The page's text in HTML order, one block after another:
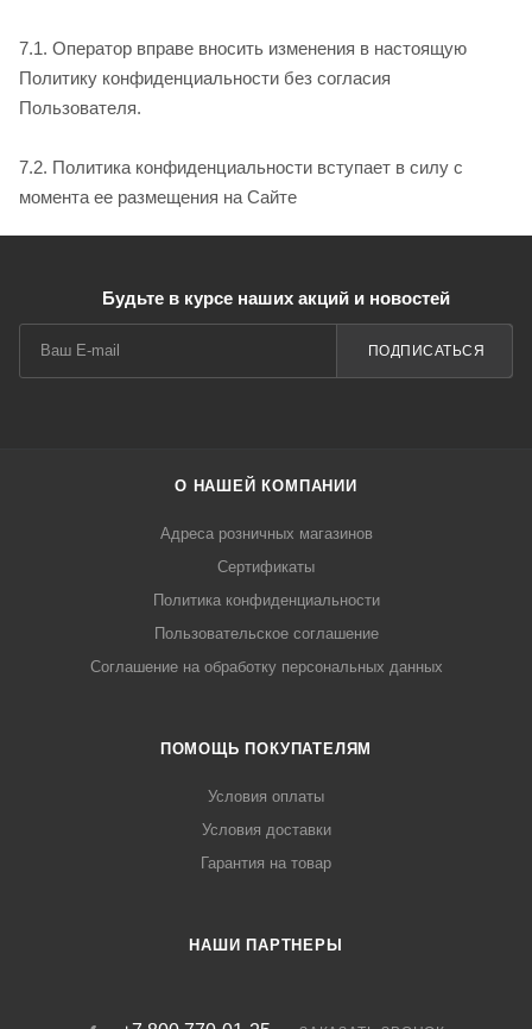
7.1. Оператор вправе вносить изменения в настоящую
Политику конфиденциальности без согласия
Пользователя.
7.2. Политика конфиденциальности вступает в силу с
момента ее размещения на Сайте
Будьте в курсе наших акций и новостей
ПОДПИСАТЬСЯ
О НАШЕЙ КОМПАНИИ
Адреса розничных магазинов
Сертификаты
Политика конфиденциальности
Пользовательское соглашение
Соглашение на обработку персональных данных
ПОМОЩЬ ПОКУПАТЕЛЯМ
Условия оплаты
Условия доставки
Гарантия на товар
НАШИ ПАРТНЕРЫ